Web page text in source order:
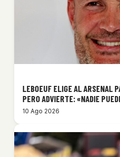
LEBOEUF ELIGE AL ARSENAL
PERO ADVIERTE: «NADIE
10 Ago 2026